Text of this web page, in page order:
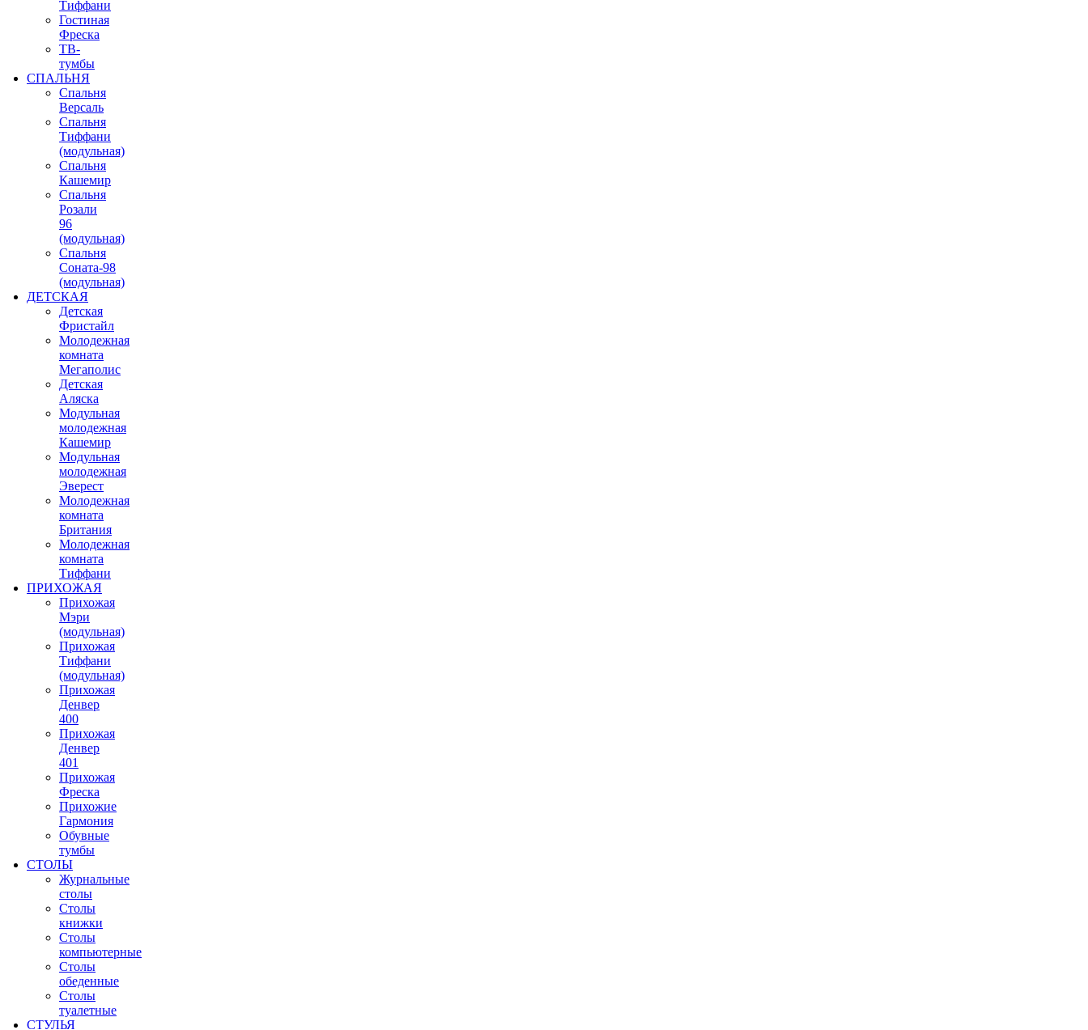
Тиффани
Гостиная
Фреска
ТВ-
тумбы
СПАЛЬНЯ
Спальня
Версаль
Спальня
Тиффани
(модульная)
Спальня
Кашемир
Спальня
Розали
96
(модульная)
Спальня
Соната-98
(модульная)
ДЕТСКАЯ
Детская
Фристайл
Молодежная
комната
Мегаполис
Детская
Аляска
Модульная
молодежная
Кашемир
Модульная
молодежная
Эверест
Молодежная
комната
Британия
Молодежная
комната
Тиффани
ПРИХОЖАЯ
Прихожая
Мэри
(модульная)
Прихожая
Тиффани
(модульная)
Прихожая
Денвер
400
Прихожая
Денвер
401
Прихожая
Фреска
Прихожие
Гармония
Обувные
тумбы
СТОЛЫ
Журнальные
столы
Столы
книжки
Столы
компьютерные
Столы
обеденные
Столы
туалетные
СТУЛЬЯ